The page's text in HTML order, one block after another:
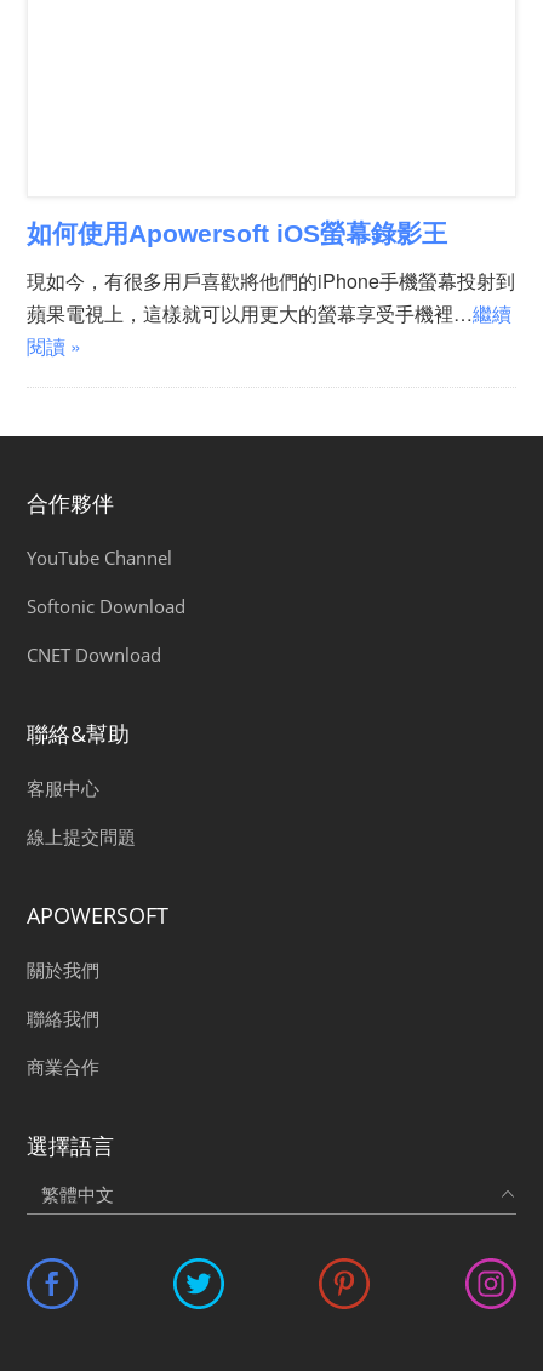
如何使用Apowersoft iOS螢幕錄影王
現如今，有很多用戶喜歡將他們的iPhone手機螢幕投射到
蘋果電視上，這樣就可以用更大的螢幕享受手機裡…繼續
閱讀 »
合作夥伴
YouTube Channel
Softonic Download
CNET Download
聯絡&幫助
客服中心
線上提交問題
APOWERSOFT
關於我們
聯絡我們
商業合作
選擇語言